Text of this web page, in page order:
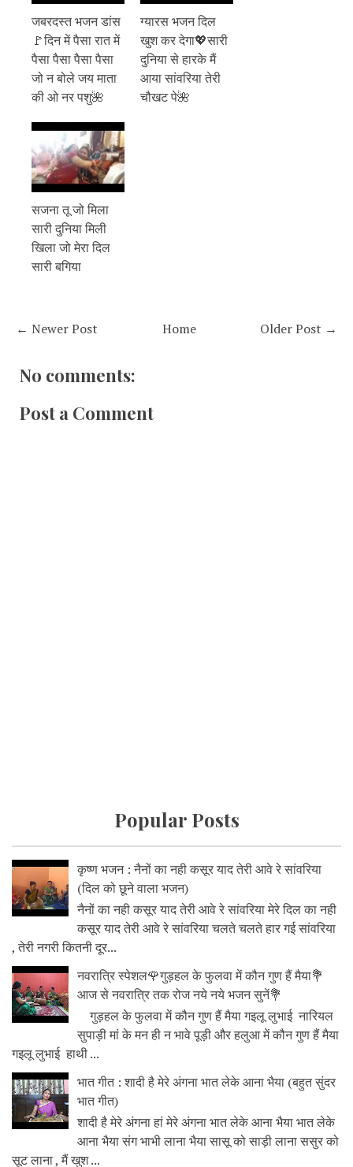
जबरदस्त भजन डांस
🚩दिन में पैसा रात में
पैसा पैसा पैसा पैसा
जो न बोले जय माता
की ओ नर पशु🌺
ग्यारस भजन दिल
खुश कर देगा💖सारी
दुनिया से हारके मैं
आया सांवरिया तेरी
चौखट पे🌺
सजना तू जो मिला
सारी दुनिया मिली
खिला जो मेरा दिल
सारी बगिया
← Newer Post Older Post →
Home
No comments:
Post a Comment
Popular Posts
कृष्ण भजन : नैनों का नही कसूर याद तेरी आवे रे सांवरिया
(दिल को छूने वाला भजन)
नैनों का नही कसूर याद तेरी आवे रे सांवरिया मेरे दिल का नही
कसूर याद तेरी आवे रे सांवरिया चलते चलते हार गई सांवरिया
, तेरी नगरी कितनी दूर...
नवरात्रि स्पेशल🌹गुड़हल के फुलवा में कौन गुण हैं मैया💐
आज से नवरात्रि तक रोज नये नये भजन सुनें💐
गुड़हल के फुलवा में कौन गुण हैं मैया गइलू लुभाई नारियल
सुपाड़ी मां के मन ही न भावे पूड़ी और हलुआ में कौन गुण हैं मैया
गइलू लुभाई हाथी ...
भात गीत : शादी है मेरे अंगना भात लेके आना भैया (बहुत सुंदर
भात गीत)
शादी है मेरे अंगना हां मेरे अंगना भात लेके आना भैया भात लेके
आना भैया संग भाभी लाना भैया सासू को साड़ी लाना ससुर को
सूट लाना , मैं खुश ...